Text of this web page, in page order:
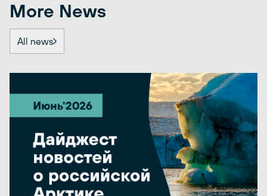
More News
All news